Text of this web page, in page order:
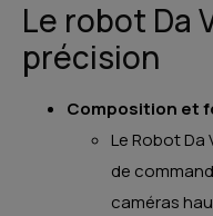
Le robot Da
précision
Composition et
Le Robot
de
caméras